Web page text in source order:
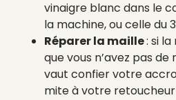
vinaigre blanc dans le
la machine, ou celle du
Réparer la maille: si
que vous n’avez pas
vaut confier votre
mite à votre